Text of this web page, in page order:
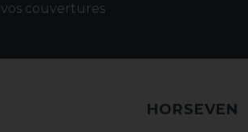
vos couvertures
HORSEVEN